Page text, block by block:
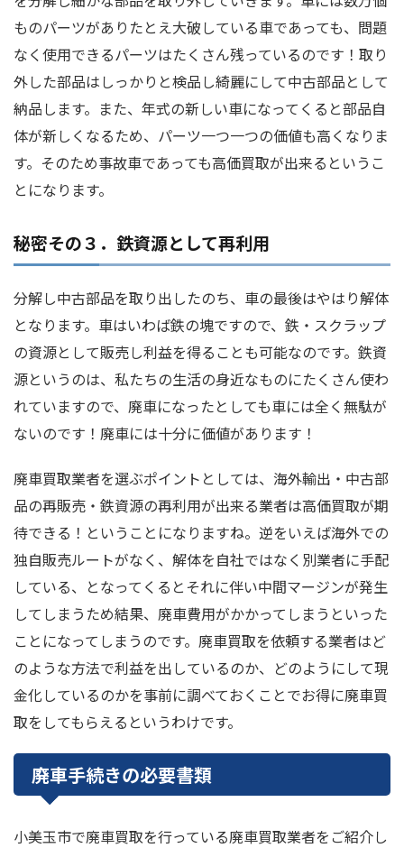
ものパーツがありたとえ大破している車であっても、問題
なく使用できるパーツはたくさん残っているのです！取り
外した部品はしっかりと検品し綺麗にして中古部品として
納品します。また、年式の新しい車になってくると部品自
体が新しくなるため、パーツ一つ一つの価値も高くなりま
す。そのため事故車であっても高価買取が出来るというこ
とになります。
秘密その３．鉄資源として再利用
分解し中古部品を取り出したのち、車の最後はやはり解体
となります。車はいわば鉄の塊ですので、鉄・スクラップ
の資源として販売し利益を得ることも可能なのです。鉄資
源というのは、私たちの生活の身近なものにたくさん使わ
れていますので、廃車になったとしても車には全く無駄が
ないのです！廃車には十分に価値があります！
廃車買取業者を選ぶポイントとしては、海外輸出・中古部
品の再販売・鉄資源の再利用が出来る業者は高価買取が期
待できる！ということになりますね。逆をいえば海外での
独自販売ルートがなく、解体を自社ではなく別業者に手配
している、となってくるとそれに伴い中間マージンが発生
してしまうため結果、廃車費用がかかってしまうといった
ことになってしまうのです。廃車買取を依頼する業者はど
のような方法で利益を出しているのか、どのようにして現
金化しているのかを事前に調べておくことでお得に廃車買
取をしてもらえるというわけです。
廃車手続きの必要書類
小美玉市で廃車買取を行っている廃車買取業者をご紹介し